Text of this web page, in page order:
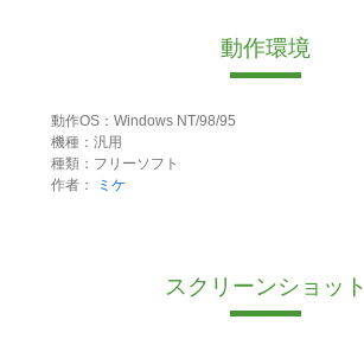
動作環境
動作OS：Windows NT/98/95
機種：汎用
種類：フリーソフト
作者：
ミケ
スクリーンショット